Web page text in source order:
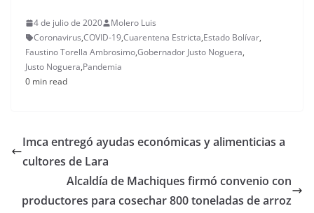
4 de julio de 2020
Molero Luis
Coronavirus,COVID-19,Cuarentena Estricta,Estado Bolívar,
Faustino Torella Ambrosimo,Gobernador Justo Noguera,
Justo Noguera,Pandemia
0 min read
Imca entregó ayudas económicas y alimenticias a
cultores de Lara
Alcaldía de Machiques firmó convenio con
productores para cosechar 800 toneladas de arroz